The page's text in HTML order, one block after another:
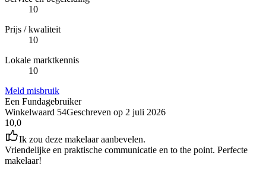
10
Prijs / kwaliteit
10
Lokale marktkennis
10
Meld misbruik
Een Fundagebruiker
Winkelwaard 54Geschreven op 2 juli 2026
10,0
Ik zou deze makelaar aanbevelen.
Vriendelijke en praktische communicatie en to the point. Perfecte
makelaar!